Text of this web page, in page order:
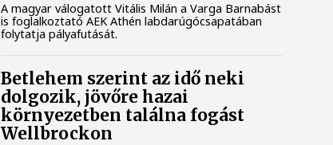
A magyar válogatott Vitális Milán a Varga Barnabást
is foglalkoztató AEK Athén labdarúgócsapatában
folytatja pályafutását.
Betlehem szerint az idő neki
dolgozik, jövőre hazai
környezetben találna fogást
Wellbrockon